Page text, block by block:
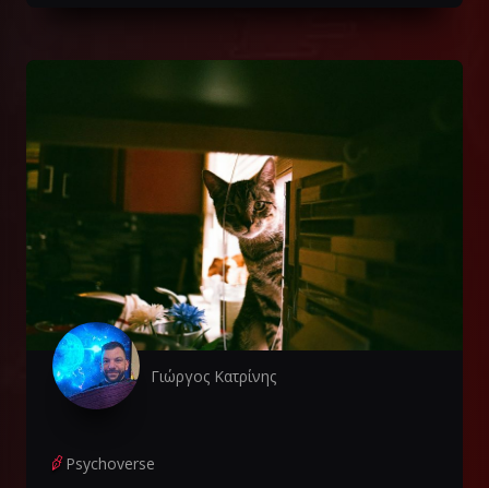
Γιώργος Κατρίνης
Psychoverse